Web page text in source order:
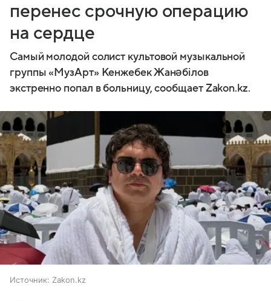
перенес срочную операцию
на сердце
Самый молодой солист культовой музыкальной
группы «МузАрт» Кенжебек Жанәбілов
экстренно попал в больницу, сообщает Zakon.kz.
Источник: Zakon.kz